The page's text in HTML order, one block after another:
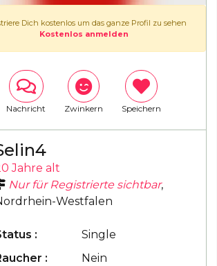
Dich kostenlos um das ganze Profil zu sehen
Kostenlos anmelden
Nachricht Zwinkern Speichern
Jahre alt
Nur für Registrierte sichtbar,
Westfalen
:
Single
:
Nein